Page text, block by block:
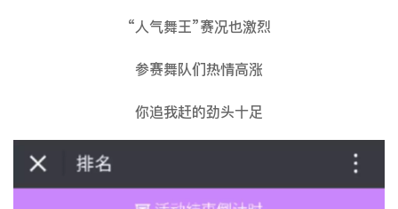
“人气舞王”赛况也激烈
参赛舞队们热情高涨
你追我赶的劲头十足